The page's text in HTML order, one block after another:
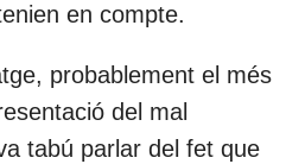
en compte.
probablement el més
del mal
tabú parlar del fet que